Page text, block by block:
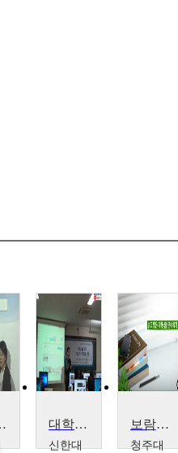
1 대학생활을 위한 디지털 미디어 활용 전략 (명지대학교)
신한대
보람찬 대학생활설계
청주대